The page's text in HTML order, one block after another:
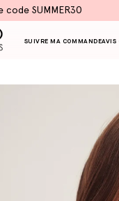
code SUMMER30
SUIVRE MA COMMANDEAVIS